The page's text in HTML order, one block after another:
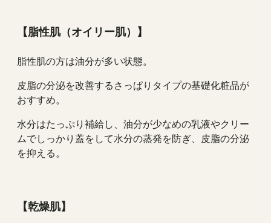
【脂性肌（オイリー肌）】
脂性肌の方は油分が多い状態。
皮脂の分泌を改善するさっぱりタイプの基礎化粧品が
おすすめ。
水分はたっぷり補給し、油分が少なめの乳液やクリー
ムでしっかり蓋をして水分の蒸発を防ぎ、皮脂の分泌
を抑える。
【乾燥肌】